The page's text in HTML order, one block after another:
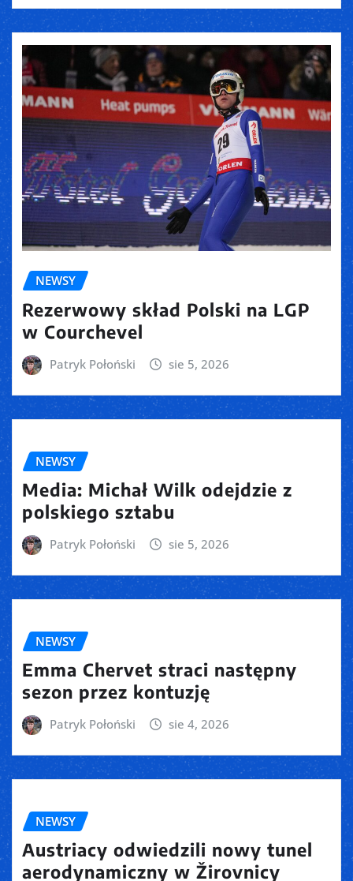
NEWSY
Rezerwowy skład Polski na LGP
w Courchevel
Patryk Połoński sie 5, 2026
NEWSY
Media: Michał Wilk odejdzie z
polskiego sztabu
Patryk Połoński sie 5, 2026
NEWSY
Emma Chervet straci następny
sezon przez kontuzję
Patryk Połoński sie 4, 2026
NEWSY
Austriacy odwiedzili nowy tunel
aerodynamiczny w Žirovnicy